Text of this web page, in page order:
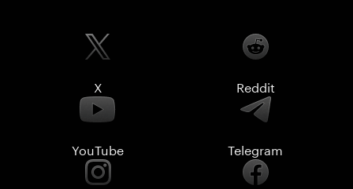
X Reddit
YouTube Telegram